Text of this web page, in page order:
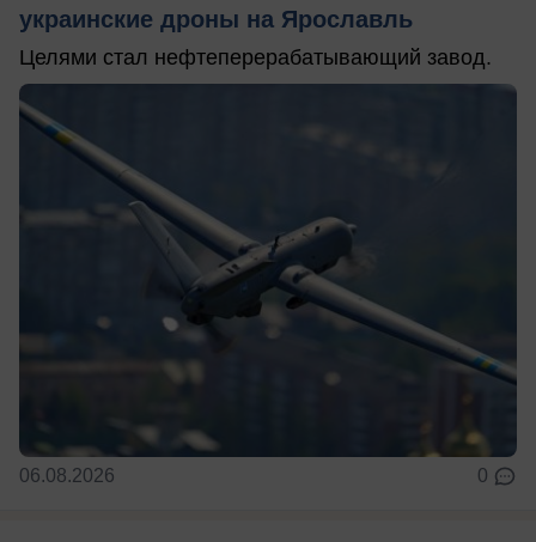
украинские дроны на Ярославль
Целями стал нефтеперерабатывающий завод.
06.08.2026 0